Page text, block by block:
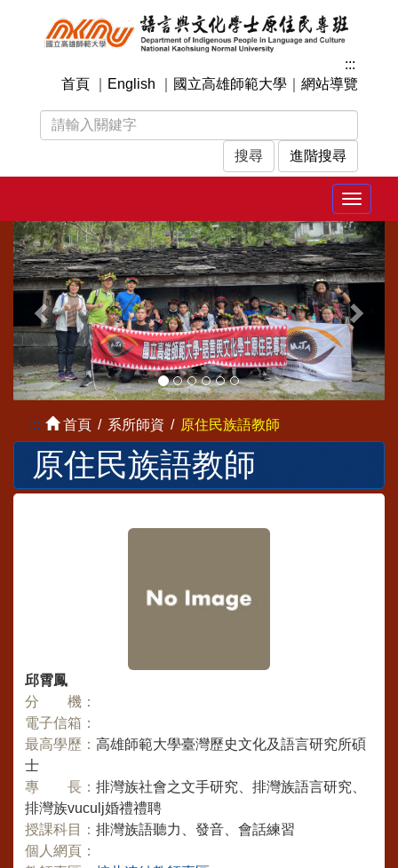
:::
首頁
English 國立高雄師範大學 網站導覽
進階搜尋
Toggle
上
一
張
下
一
::: 首頁 系所師資 原住民族語教師
原住民族語教師
邱霄鳳
分 機：
電子信箱：
最高學歷： 高雄師範大學臺灣歷史文化及語言研究所碩
士
專 長： 排灣族社會之文手研究、排灣族語言研究、
排灣族vuculj婚禮禮聘
授課科目： 排灣族語聽力、發音、會話練習
個人網頁：